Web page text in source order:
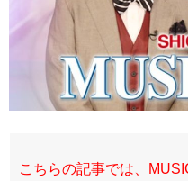
こちらの記事では、